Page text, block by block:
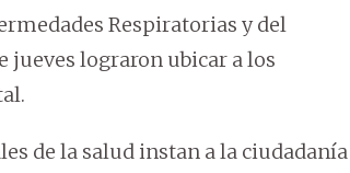
Respiratorias y del
jueves lograron ubicar a los
de la salud instan a la ciudadanía